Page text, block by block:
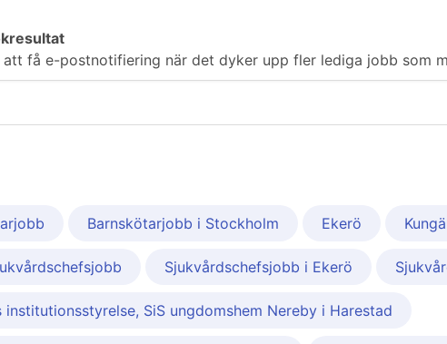
få e-postnotifiering när det dyker upp fler lediga jobb som
Barnskötarjobb i Stockholm Ekerö
Sjukvårdschefsjobb i Ekerö
institutionsstyrelse, SiS ungdomshem Nereby i Harestad